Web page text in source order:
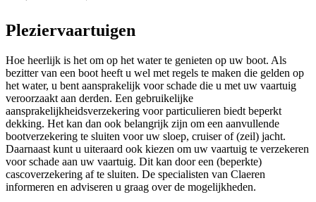
Pleziervaartuigen
Hoe heerlijk is het om op het water te genieten op uw boot. Als
bezitter van een boot heeft u wel met regels te maken die gelden op
het water, u bent aansprakelijk voor schade die u met uw vaartuig
veroorzaakt aan derden. Een gebruikelijke
aansprakelijkheidsverzekering voor particulieren biedt beperkt
dekking. Het kan dan ook belangrijk zijn om een aanvullende
bootverzekering te sluiten voor uw sloep, cruiser of (zeil) jacht.
Daarnaast kunt u uiteraard ook kiezen om uw vaartuig te verzekeren
voor schade aan uw vaartuig. Dit kan door een (beperkte)
cascoverzekering af te sluiten. De specialisten van Claeren
informeren en adviseren u graag over de mogelijkheden.